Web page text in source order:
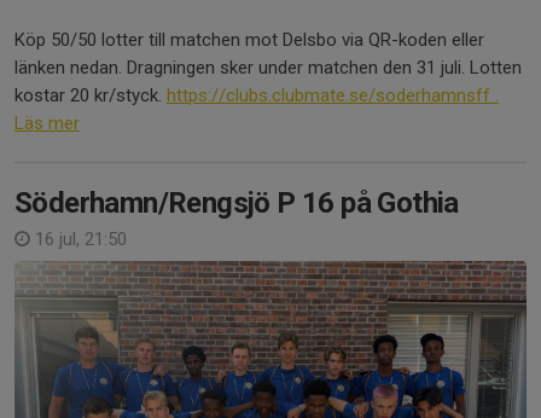
Köp 50/50 lotter till matchen mot Delsbo via QR-koden eller
länken nedan. Dragningen sker under matchen den 31 juli. Lotten
kostar 20 kr/styck. https://clubs.clubmate.se/soderhamnsff .
Läs mer
Söderhamn/Rengsjö P 16 på Gothia
16 jul, 21:50